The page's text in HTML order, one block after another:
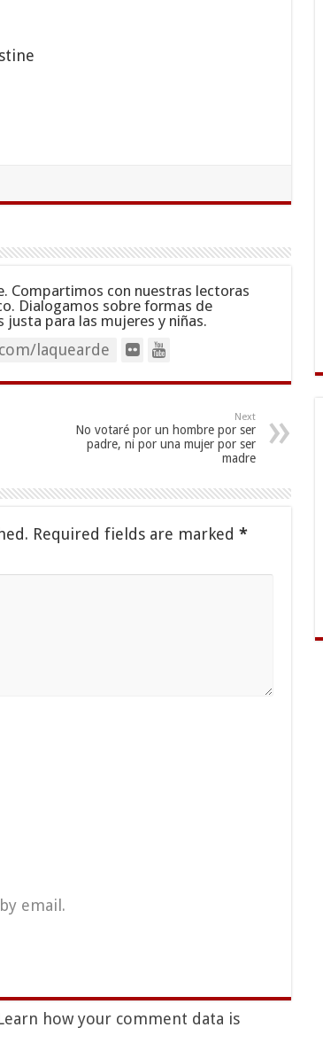
Compartimos con nuestras lectoras
Dialogamos sobre formas de
para las mujeres y niñas.
laquearde
Next
No votaré por un hombre por ser
padre, ni por una mujer por ser
madre
Required fields are marked *
email.
how your comment data is